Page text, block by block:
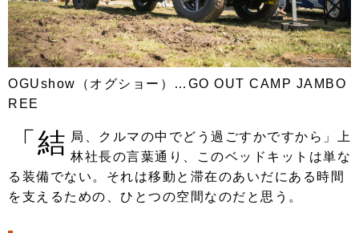
OGUshow（オグショー）…GO OUT CAMP JAMBO
REE
「結 局、クルマの中でどう過ごすかですから」上
林社長の言葉通り、このベッドキットは単な
る装備でない。それは移動と滞在のあいだにある時間
を支えるための、ひとつの空間なのだと思う。